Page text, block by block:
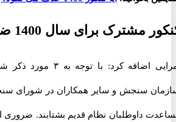
مشترک برای سال 1400 ضروری است
امرایی اضافه کرد: با توجه
سنجش و سایر همکاران در شورای سنجش و